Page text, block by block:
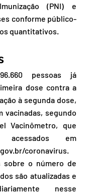
(PNI) e
conforme público-
quantitativos.
pessoas já
dose contra a
à segunda dose,
vacinadas, segundo
Vacinômetro, que
em
coronavirus.
sobre o número de
são atualizadas e
nesse